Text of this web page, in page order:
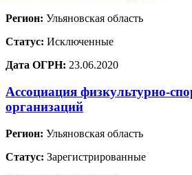
Регион: Ульяновская область
Статус: Исключенные
Дата ОГРН: 23.06.2020
Ассоциация физкультурно-
организаций
Регион: Ульяновская область
Статус: Зарегистрированные